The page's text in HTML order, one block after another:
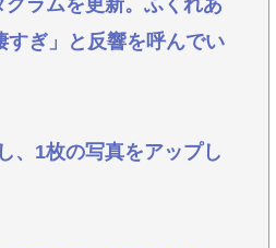
本でボランティアをしてい
いwww
せず悪臭&床に直接就寝&コ
ラムを更新。ふくれあ
ぎ」と反響を呼んでい
、1枚の写真をアップし